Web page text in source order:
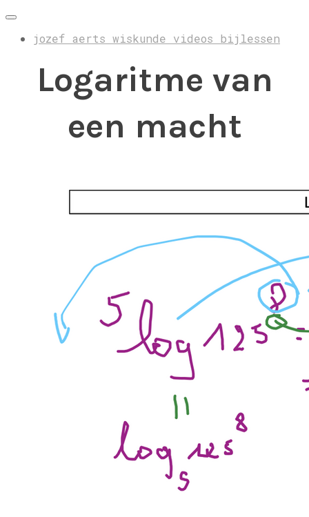
jozef aerts wiskunde videos bijlessen
Logaritme van
een macht